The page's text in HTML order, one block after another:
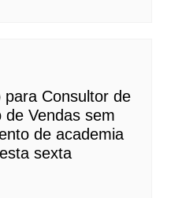
para Consultor de
de Vendas sem
de academia
sexta